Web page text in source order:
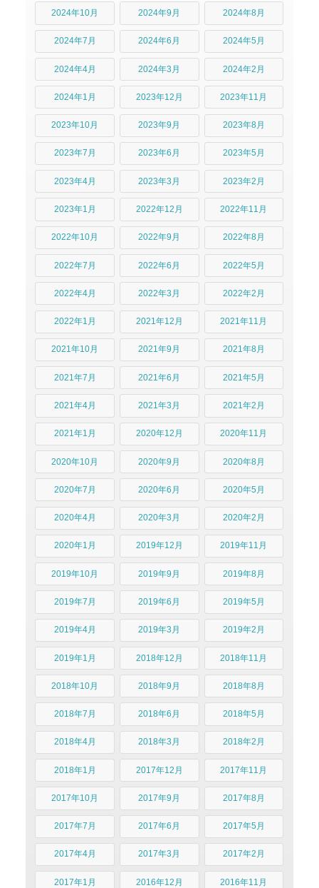
2024年10月 2024年9月 2024年8月
2024年7月 2024年6月 2024年5月
2024年4月 2024年3月 2024年2月
2024年1月 2023年12月 2023年11月
2023年10月 2023年9月 2023年8月
2023年7月 2023年6月 2023年5月
2023年4月 2023年3月 2023年2月
2023年1月 2022年12月 2022年11月
2022年10月 2022年9月 2022年8月
2022年7月 2022年6月 2022年5月
2022年4月 2022年3月 2022年2月
2022年1月 2021年12月 2021年11月
2021年10月 2021年9月 2021年8月
2021年7月 2021年6月 2021年5月
2021年4月 2021年3月 2021年2月
2021年1月 2020年12月 2020年11月
2020年10月 2020年9月 2020年8月
2020年7月 2020年6月 2020年5月
2020年4月 2020年3月 2020年2月
2020年1月 2019年12月 2019年11月
2019年10月 2019年9月 2019年8月
2019年7月 2019年6月 2019年5月
2019年4月 2019年3月 2019年2月
2019年1月 2018年12月 2018年11月
2018年10月 2018年9月 2018年8月
2018年7月 2018年6月 2018年5月
2018年4月 2018年3月 2018年2月
2018年1月 2017年12月 2017年11月
2017年10月 2017年9月 2017年8月
2017年7月 2017年6月 2017年5月
2017年4月 2017年3月 2017年2月
2017年1月 2016年12月 2016年11月